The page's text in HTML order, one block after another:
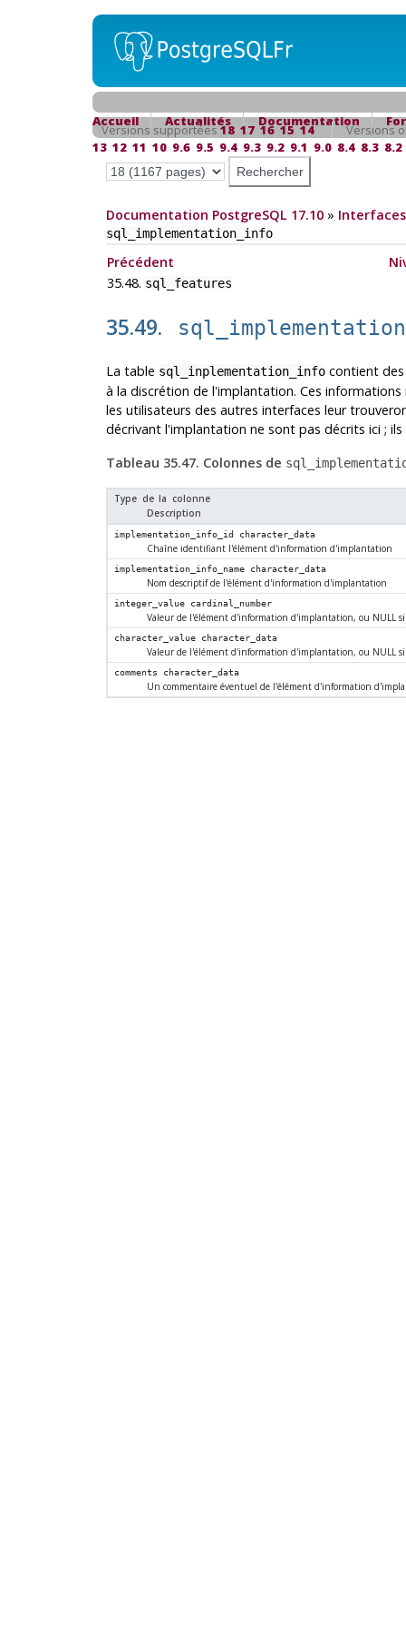
Accueil Actualités Documentation
Versions supportées18 17 16 15 14
Versions
13 12 11 10 9.6 9.5 9.4 9.3 9.2 9.1 9.0 8.4 8.3 8.2
Documentation PostgreSQL 17.10»
sql_implementation_info
Précédent
35.48. sql_features
35.49.
La table sql_inplementation_infocontient des
à la discrétion de l'implantation. Ces
les utilisateurs des autres interfaces leur
décrivant l'implantation ne sont pas décrits ici ;
Tableau 35.47. Colonnes de
Type de la colonne
Description
implementation_info_id character_data
Chaîne identifiant l'élément d'information d'implantation
implementation_info_name character_data
Nom descriptif de l'élément d'information d'implantation
integer_value cardinal_number
Valeur de l'élément d'information d'implantation, ou NULL
character_value character_data
Valeur de l'élément d'information d'implantation, ou NULL
comments character_data
Un commentaire éventuel de l'élément d'information